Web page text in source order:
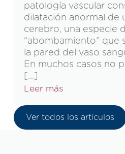
patología vascular
dilatación anormal de
cerebro, una especie
“abombamiento” que
la pared del vaso
En muchos casos no
[…]
Leer más
Ver todos los artículos